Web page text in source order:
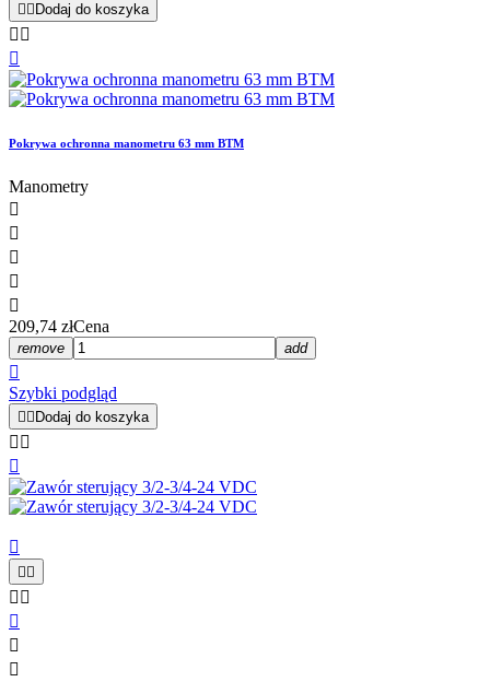
  Dodaj do koszyka
 

Pokrywa ochronna manometru 63 mm BTM
Manometry





209,74 złCena
remove add

Szybki podgląd
  Dodaj do koszyka
 


 
 


